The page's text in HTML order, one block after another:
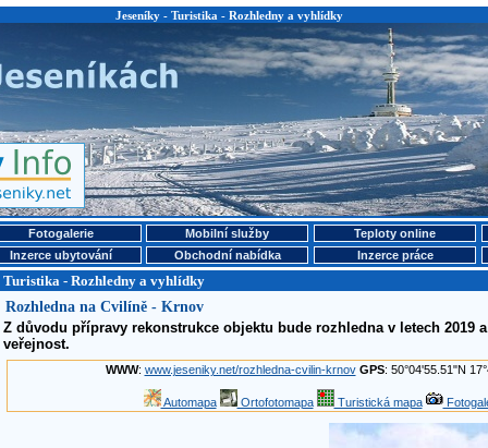
Jeseníky - Turistika - Rozhledny a vyhlídky
Fotogalerie Mobilní služby Teploty online
Inzerce ubytování Obchodní nabídka Inzerce práce
Turistika - Rozhledny a vyhlídky
Rozhledna na Cvilíně - Krnov
Z důvodu přípravy rekonstrukce objektu bude rozhledna v letech 2019
veřejnost.
WWW: www.jeseniky.net/rozhledna-cvilin-krnov GPS: 50°04'55.51"N
Automapa Ortofotomapa Turistická mapa